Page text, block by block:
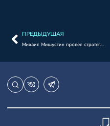
ПРЕДЫДУЩАЯ
Михаил Мишустин провёл стратегическую сессию о развитии строительной отрасли и ЖКХ